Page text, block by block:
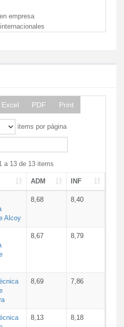
empresa
Excel PDF Print
items por página
a 13 de 13 items
ADM INF
Alcoy
8,68 8,40
8,67 8,79
8,69 7,86
8,13 8,18